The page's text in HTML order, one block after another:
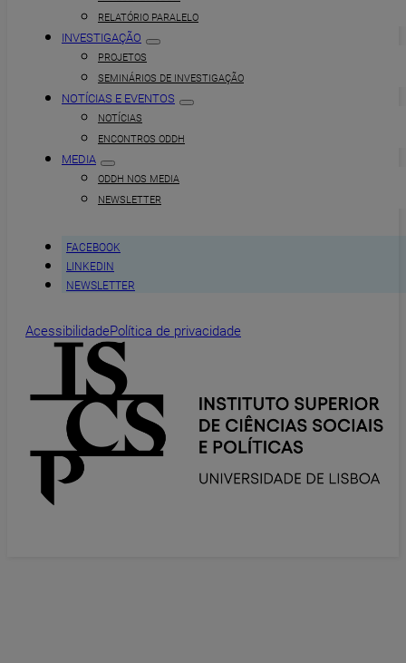
RELATÓRIO PARALELO
INVESTIGAÇÃO
PROJETOS
SEMINÁRIOS DE INVESTIGAÇÃO
NOTÍCIAS E EVENTOS
NOTÍCIAS
ENCONTROS ODDH
MEDIA
ODDH NOS MEDIA
NEWSLETTER
FACEBOOK
LINKEDIN
NEWSLETTER
AcessibilidadePolítica de privacidade